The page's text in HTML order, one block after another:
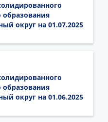
округ на 01.07.2025
округ на 01.06.2025